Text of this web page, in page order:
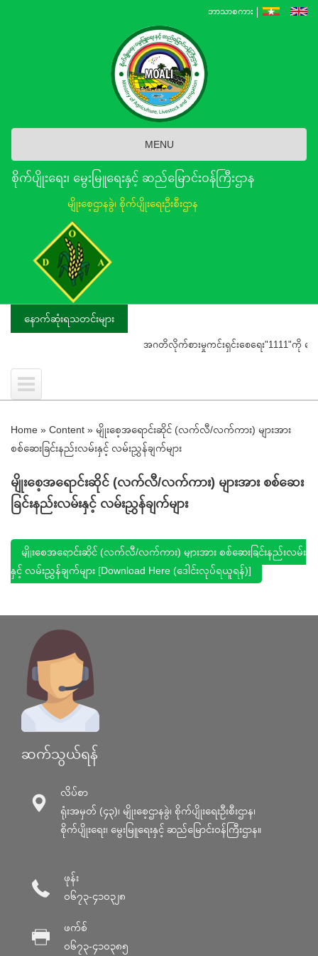
ဘာသာစကား
MENU
စိုက်ပျိုးရေး၊ မွေးမြူရေးနှင့် ဆည်မြောင်း၀န်ကြီးဌာန
မျိုးစေ့ဌာနခွဲ၊ စိုက်ပျိုးရေးဦးစီးဌာန
နောက်ဆုံးရသတင်းများ
အဂတိလိုက်စားမှုကင်းရှင်းစေရေး"1111"ကို ဖြေ
Home » Content » မျိုးစေ့အရောင်းဆိုင် (လက်လီ/လက်ကား) များအား
စစ်ဆေးခြင်းနည်းလမ်းနှင့် လမ်းညွှန်ချက်များ
မျိုးစေ့အရောင်းဆိုင် (လက်လီ/လက်ကား) များအား စစ်ဆေး
ခြင်းနည်းလမ်းနှင့် လမ်းညွှန်ချက်များ
မျိုးစေ့အရောင်းဆိုင် (လက်လီ/လက်ကား) များအား စစ်ဆေးခြင်းနည်းလမ်း
နှင့် လမ်းညွှန်ချက်များ [Download Here (ဒေါင်းလုပ်ရယူရန်)]
ဆက်သွယ်ရန်
လိပ်စာ
ရုံးအမှတ် (၄၃)၊ မျိုးစေ့ဌာနခွဲ၊ စိုက်ပျိုးရေးဦးစီးဌာန၊
စိုက်ပျိုးရေး၊ မွေးမြူရေးနှင့် ဆည်မြောင်း၀န်ကြီးဌာန။
ဖုန်း
၀၆၇၃-၄၁၀၃၂၈
ဖက်စ်
၀၆၇၃-၄၁၀၃၈၅